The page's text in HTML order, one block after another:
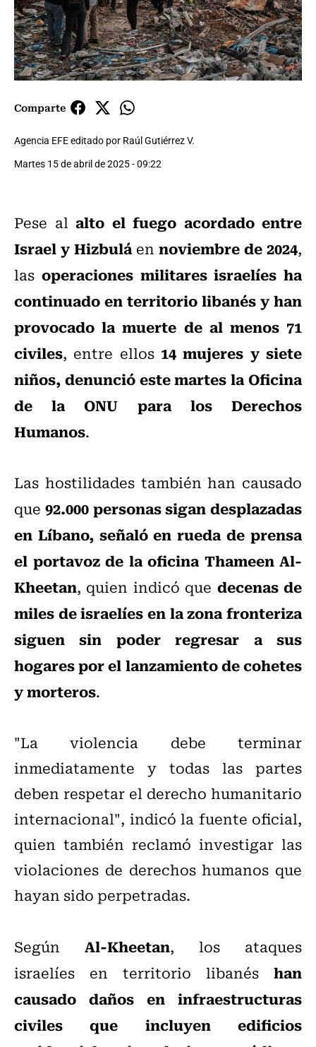
Comparte
Agencia EFE editado por Raúl Gutiérrez V.
Martes 15 de abril de 2025 - 09:22
Pese al alto el fuego acordado entre
Israel y Hizbulá en noviembre de 2024,
las operaciones militares israelíes ha
continuado en territorio libanés y han
provocado la muerte de al menos 71
civiles, entre ellos 14 mujeres y siete
niños, denunció este martes la Oficina
de la ONU para los Derechos
Humanos.
Las hostilidades también han causado
que 92.000 personas sigan desplazadas
en Líbano, señaló en rueda de prensa
el portavoz de la oficina Thameen Al-
Kheetan, quien indicó que decenas de
miles de israelíes en la zona fronteriza
siguen sin poder regresar a sus
hogares por el lanzamiento de cohetes
y morteros.
"La violencia debe terminar
inmediatamente y todas las partes
deben respetar el derecho humanitario
internacional", indicó la fuente oficial,
quien también reclamó investigar las
violaciones de derechos humanos que
hayan sido perpetradas.
Según Al-Kheetan, los ataques
israelíes en territorio libanés han
causado daños en infraestructuras
civiles que incluyen edificios